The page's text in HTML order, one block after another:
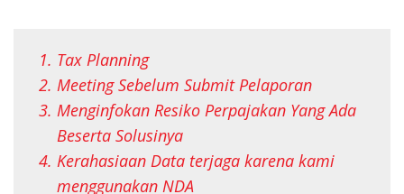
Tax Planning
Meeting Sebelum Submit Pelaporan
Menginfokan Resiko Perpajakan Yang Ada
Beserta Solusinya
Kerahasiaan Data terjaga karena kami
menggunakan NDA